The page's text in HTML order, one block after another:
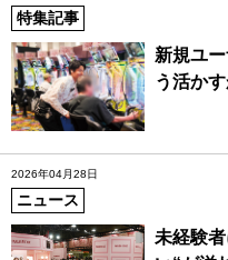
特集記事
新規ユ
う活か
2026年04月28日
ニュース
未経験